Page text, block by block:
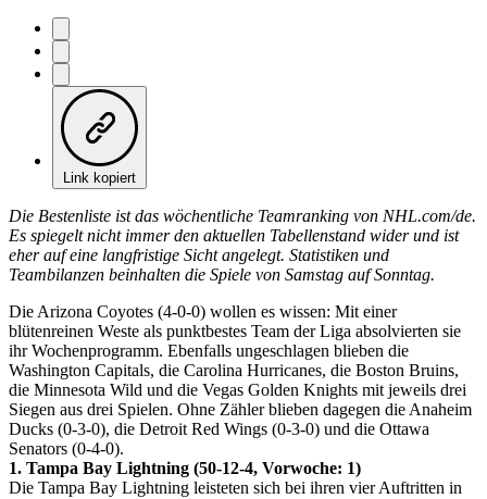
Link kopiert
Die Bestenliste ist das wöchentliche Teamranking von NHL.com/de.
Es spiegelt nicht immer den aktuellen Tabellenstand wider und ist
eher auf eine langfristige Sicht angelegt. Statistiken und
Teambilanzen beinhalten die Spiele von Samstag auf Sonntag.
Die Arizona Coyotes (4-0-0) wollen es wissen: Mit einer
blütenreinen Weste als punktbestes Team der Liga absolvierten sie
ihr Wochenprogramm. Ebenfalls ungeschlagen blieben die
Washington Capitals, die Carolina Hurricanes, die Boston Bruins,
die Minnesota Wild und die Vegas Golden Knights mit jeweils drei
Siegen aus drei Spielen. Ohne Zähler blieben dagegen die Anaheim
Ducks (0-3-0), die Detroit Red Wings (0-3-0) und die Ottawa
Senators (0-4-0).
1. Tampa Bay Lightning (50-12-4, Vorwoche: 1)
Die Tampa Bay Lightning leisteten sich bei ihren vier Auftritten in